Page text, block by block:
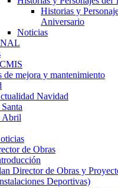
Historias y
Aniversario
Noticias
de mejora y mantenimiento
Navidad
Abril
de Obras
Director de Obras y
Deportivas)